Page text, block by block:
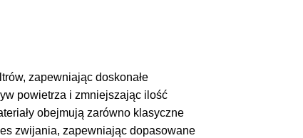
zapewniając doskonałe
powietrza i zmniejszając ilość
obejmują zarówno klasyczne
zwijania, zapewniając dopasowane